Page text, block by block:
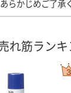
らかじめご了承
れ筋ラン